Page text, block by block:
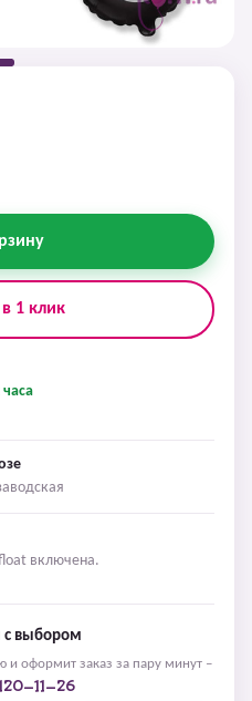
1 клик
часа
включена.
выбором
оформит заказ за пару минут –
11-26